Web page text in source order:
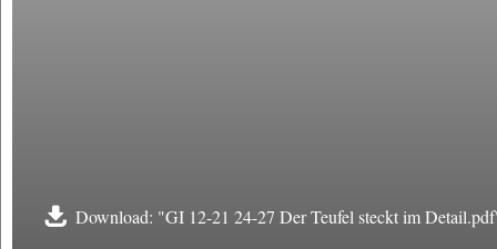
Download: "GI 12-21 24-27 Der Teufel steckt im